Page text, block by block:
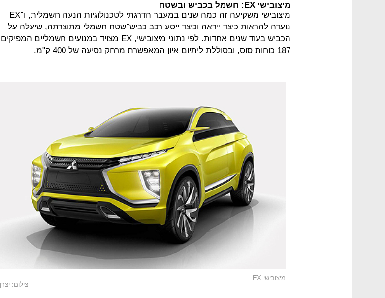
מיצובישי EX: חשמל בכביש ובשטח
מיצובישי משקיעה זה כמה שנים במעבר הדרגתי לטכנולוגיות הנעה חשמלית, ו־EX
נועדה להראות כיצד ייראה וכיצד ייסע רכב כביש־שטח חשמלי מתוצרתה, שיעלה על
הכביש בעוד שנים אחדות. לפי נתוני מיצובישי, EX מצויד במנועים חשמליים המפיקים
187 כוחות סוס, ובסוללת ליתיום איון המאפשרת מרחק נסיעה של 400 ק"מ.
מיצובישי EX
צילום: יצרן